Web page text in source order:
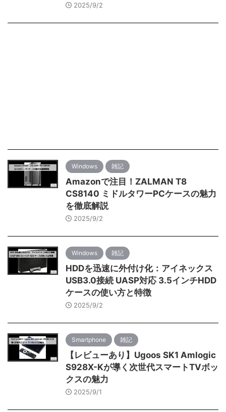
2025/9/2
Windows 雑記
Amazonで注目！ZALMAN T8
CS8140 ミドルタワーPCケースの魅力
を徹底解説
2025/9/2
Windows 雑記
HDDを迅速に外付け化：アイネックス
USB3.0接続 UASP対応 3.5インチHDD
ケースの使い方と特徴
2025/9/2
Smartphone 雑記
【レビューあり】Ugoos SK1 Amlogic
S928X-Kが導く次世代スマートTVボッ
クスの魅力
2025/9/1